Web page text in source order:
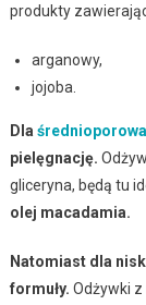
produkty
arganowy,
jojoba.
Dla
pielęgnację.
gliceryna, będą tu
olej macadamia.
Natomiast dla
formuły. Odżywki z